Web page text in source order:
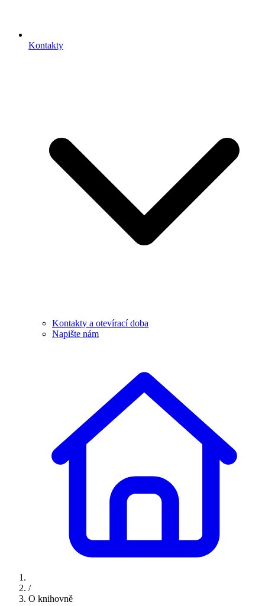
Kontakty
Kontakty a otevírací doba
Napište nám
/
O knihovně